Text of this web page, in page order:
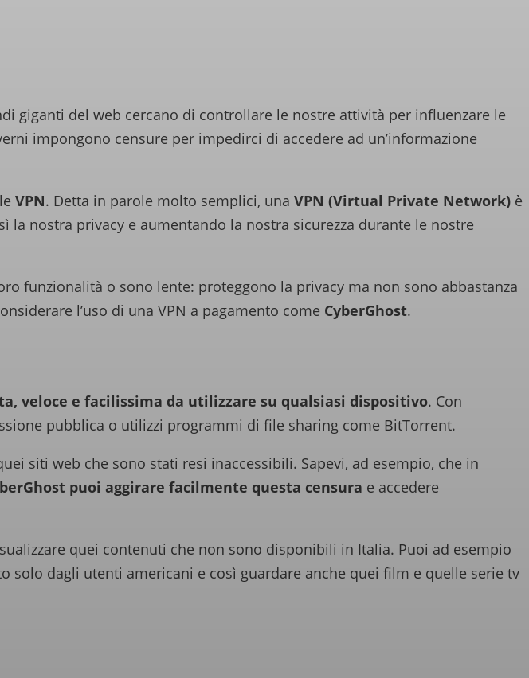
giganti del web cercano di controllare le nostre attività per influenzare le
impongono censure per impedirci di accedere ad un’informazione
VPN. Detta in parole molto semplici, una VPN (Virtual Private Network) è
nostra privacy e aumentando la nostra sicurezza durante le nostre
funzionalità o sono lente: proteggono la privacy ma non sono abbastanza
l’uso di una VPN a pagamento come CyberGhost.
veloce e facilissima da utilizzare su qualsiasi dispositivo. Con
pubblica o utilizzi programmi di file sharing come BitTorrent.
siti web che sono stati resi inaccessibili. Sapevi, ad esempio, che in
puoi aggirare facilmente questa censura e accedere
quei contenuti che non sono disponibili in Italia. Puoi ad esempio
solo dagli utenti americani e così guardare anche quei film e quelle serie tv